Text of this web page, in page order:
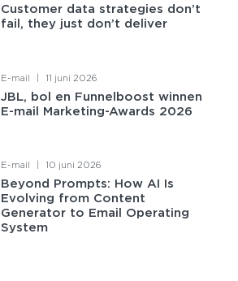
Customer data strategies don’t
fail, they just don’t deliver
E-mail | 11 juni 2026
JBL, bol en Funnelboost winnen
E-mail Marketing-Awards 2026
E-mail 10 juni 2026
Beyond Prompts: How AI Is
Evolving from Content
Generator to Email Operating
System